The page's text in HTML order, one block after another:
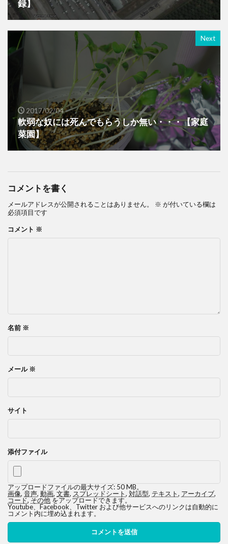
録】
Next
2017/02/04
軟弱な奴には死んでもらうしか無い・・・【家庭
菜園】
コメントを書く
メールアドレスが公開されることはありません。 ※ が付いている欄は
必須項目です
コメント ※
名前 ※
メール ※
サイト
添付ファイル
アップロードファイルの最大サイズ: 50 MB。
画像, 音声, 動画, 文書, スプレッドシート, 対話型, テキスト, アーカイブ,
コード,その他をアップロードできます。
Youtube、Facebook、Twitter および他サービスへのリンクは自動的に
コメント内に埋め込まれます。